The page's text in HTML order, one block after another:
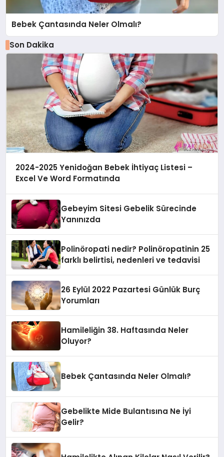
Bebek Çantasında Neler Olmalı?
Son Dakika
2024-2025 Yenidoğan Bebek İhtiyaç Listesi –
Excel Ve Word Formatında
Gebeyim Sitesi Gebelik Sürecinde
Yanınızda
Polinöropati nedir? Polinöropatinin 25
farklı belirtisi, nedenleri ve tedavisi
26 Eylül 2022 Pazartesi Günlük Burç
Yorumları
Hamileliğin 38. Haftasında Neler
Oluyor?
Bebek Çantasında Neler Olmalı?
Gebelikte Mide Bulantısına Ne İyi
Gelir?